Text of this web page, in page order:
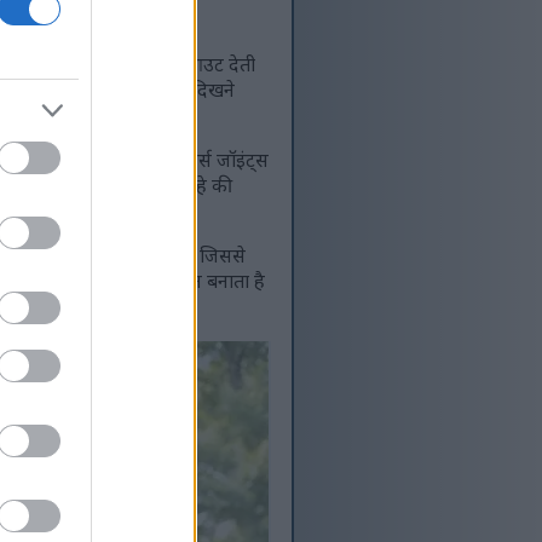
यह कम असर वाले वर्कआउट देती
वाली एक्सरसाइज़ में दिखने
पर कम लोड पड़ता है। यूज़र्स जॉइंट्स
जिन्हें पहले से घुटने या कूल्हे की
स्थिर, स्मूद मोशन देता है, जिससे
जॉइंट-फ्रेंडली ऑप्शन बनाता है